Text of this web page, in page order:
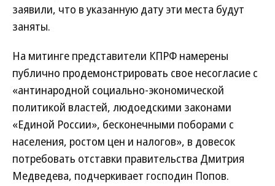
заявили, что в указанную дату эти места будут
заняты.
На митинге представители КПРФ намерены
публично продемонстрировать свое несогласие с
«антинародной социально-экономической
политикой властей, людоедскими законами
«Единой России», бесконечными поборами с
населения, ростом цен и налогов», в довесок
потребовать отставки правительства Дмитрия
Медведева, подчеркивает господин Попов.